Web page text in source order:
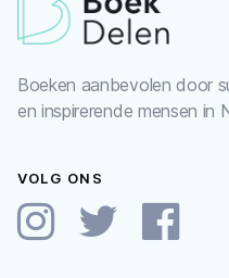
Boeken aanbevolen door
en inspirerende mensen in
VOLG ONS